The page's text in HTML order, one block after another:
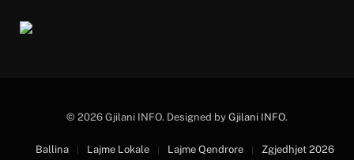
© 2026 Gjilani INFO. Designed by Gjilani INFO.
Ballina Lajme Lokale Lajme Qendrore Zgjedhjet 2026